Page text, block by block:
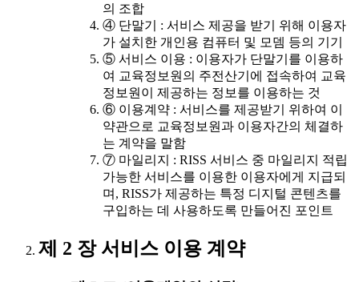
의 조합
④ 단말기 : 서비스 제공을 받기 위해 이용자
가 설치한 개인용 컴퓨터 및 모뎀 등의 기기
⑤ 서비스 이용 : 이용자가 단말기를 이용하
여 교육정보원의 주전산기에 접속하여 교육
정보원이 제공하는 정보를 이용하는 것
⑥ 이용계약 : 서비스를 제공받기 위하여 이
약관으로 교육정보원과 이용자간의 체결하
는 계약을 말함
⑦ 마일리지 : RISS 서비스 중 마일리지 적립
가능한 서비스를 이용한 이용자에게 지급되
며, RISS가 제공하는 특정 디지털 콘텐츠를
구입하는 데 사용하도록 만들어진 포인트
제 2 장 서비스 이용 계약